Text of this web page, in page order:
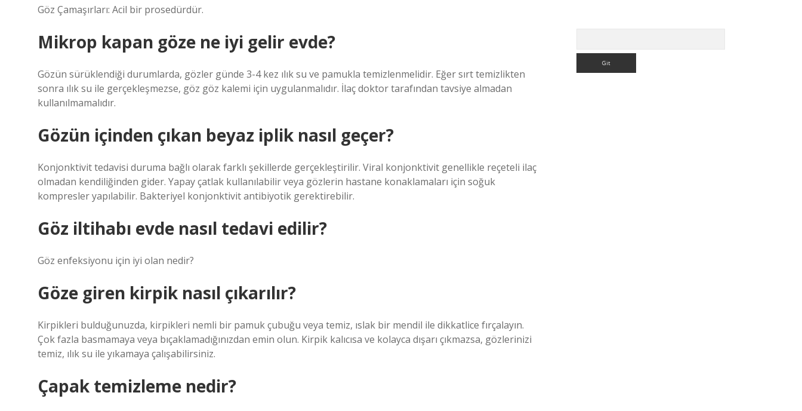
Göz Çamaşırları: Acil bir prosedürdür.
Mikrop kapan göze ne iyi gelir evde?
Gözün sürüklendiği durumlarda, gözler günde 3-4 kez ılık su ve pamukla temizlenmelidir. Eğer sırt temizlikten
sonra ılık su ile gerçekleşmezse, göz göz kalemi için uygulanmalıdır. İlaç doktor tarafından tavsiye almadan
kullanılmamalıdır.
Gözün içinden çıkan beyaz iplik nasıl geçer?
Konjonktivit tedavisi duruma bağlı olarak farklı şekillerde gerçekleştirilir. Viral konjonktivit genellikle reçeteli ilaç
olmadan kendiliğinden gider. Yapay çatlak kullanılabilir veya gözlerin hastane konaklamaları için soğuk
kompresler yapılabilir. Bakteriyel konjonktivit antibiyotik gerektirebilir.
Göz iltihabı evde nasıl tedavi edilir?
Göz enfeksiyonu için iyi olan nedir?
Göze giren kirpik nasıl çıkarılır?
Kirpikleri bulduğunuzda, kirpikleri nemli bir pamuk çubuğu veya temiz, ıslak bir mendil ile dikkatlice fırçalayın.
Çok fazla basmamaya veya bıçaklamadığınızdan emin olun. Kirpik kalıcısa ve kolayca dışarı çıkmazsa, gözlerinizi
temiz, ılık su ile yıkamaya çalışabilirsiniz.
Çapak temizleme nedir?